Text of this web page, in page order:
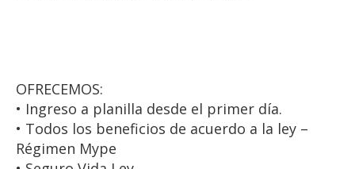
OFRECEMOS:
• Ingreso a planilla desde el primer día.
• Todos los beneficios de acuerdo a la ley –
Régimen Mype